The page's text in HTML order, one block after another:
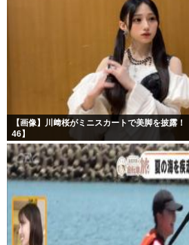
【画像】川﨑桜がミニスカートで美脚を披露
46】